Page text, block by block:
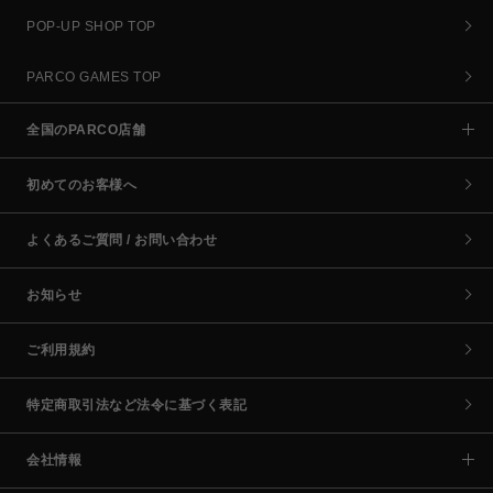
POP-UP SHOP TOP
PARCO GAMES TOP
全国のPARCO店舗
初めてのお客様へ
よくあるご質問 / お問い合わせ
お知らせ
ご利用規約
特定商取引法など法令に基づく表記
会社情報